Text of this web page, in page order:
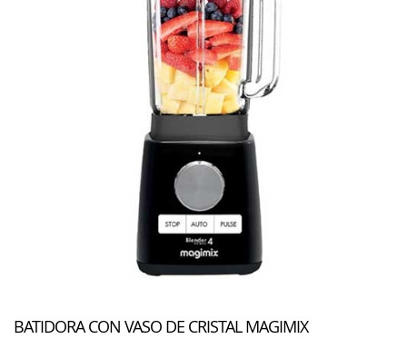
BATIDORA CON VASO DE CRISTAL MAGIMIX